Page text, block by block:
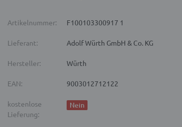
Artikelnummer: F100103300917 1
Lieferant: Adolf Würth GmbH & Co. KG
Hersteller: Würth
EAN: 9003012712122
kostenlose
Lieferung:
Nein